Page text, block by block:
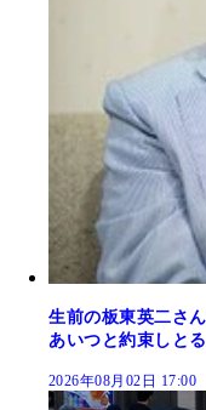
生前の板東英二さ
あいつと約束しとる
2026年08月02日 17:00